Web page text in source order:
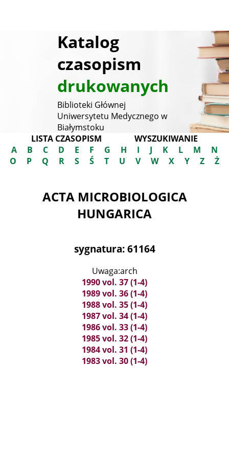
Katalog
czasopism
drukowanych
Biblioteki Głównej
Uniwersytetu Medycznego w
Białymstoku
LISTA CZASOPISM
WYSZUKIWANIE
A
B C D E F G H I J K L M
N
O
P Q R S Ś T U V W X Y Z Ż
ACTA MICROBIOLOGICA
HUNGARICA
sygnatura: 61164
Uwaga:arch
1990 vol. 37 (1-4)
1989 vol. 36 (1-4)
1988 vol. 35 (1-4)
1987 vol. 34 (1-4)
1986 vol. 33 (1-4)
1985 vol. 32 (1-4)
1984 vol. 31 (1-4)
1983 vol. 30 (1-4)